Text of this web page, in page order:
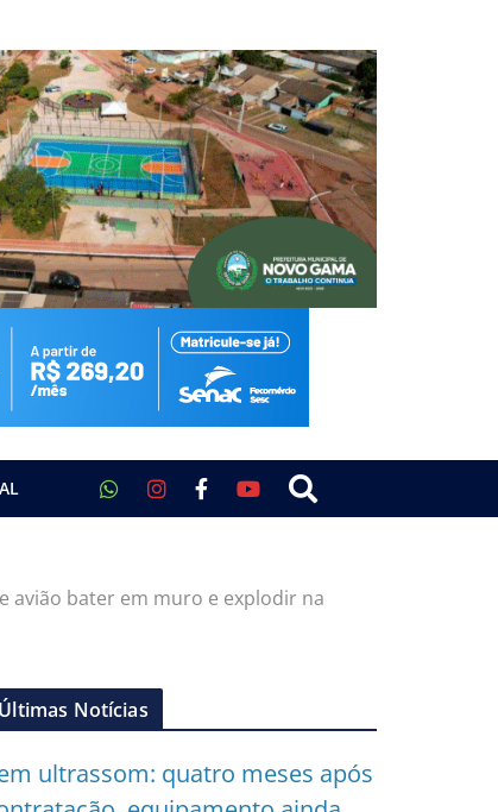
avião bater em muro e explodir na
Últimas Notícias
ultrassom: quatro meses após